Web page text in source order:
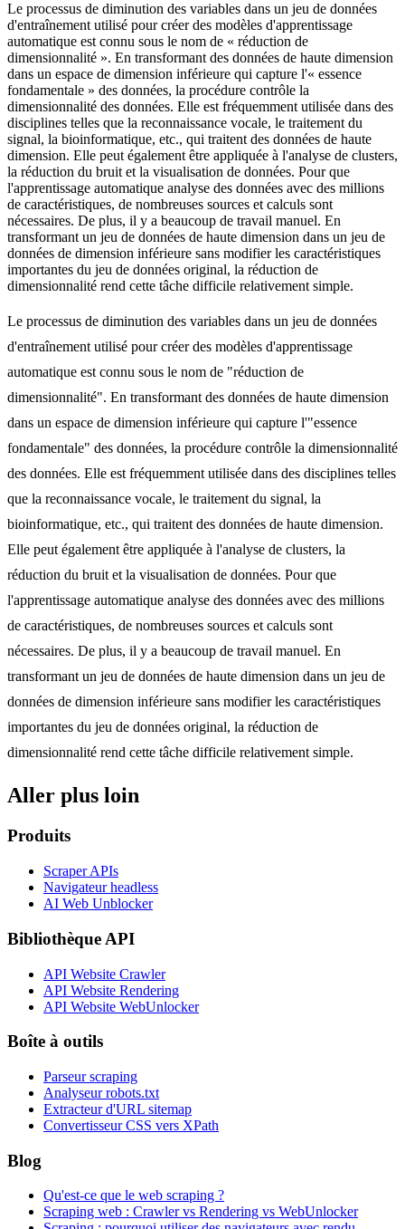
Le processus de diminution des variables dans un jeu de données
d'entraînement utilisé pour créer des modèles d'apprentissage
automatique est connu sous le nom de « réduction de
dimensionnalité ». En transformant des données de haute dimension
dans un espace de dimension inférieure qui capture l'« essence
fondamentale » des données, la procédure contrôle la
dimensionnalité des données. Elle est fréquemment utilisée dans des
disciplines telles que la reconnaissance vocale, le traitement du
signal, la bioinformatique, etc., qui traitent des données de haute
dimension. Elle peut également être appliquée à l'analyse de clusters,
la réduction du bruit et la visualisation de données. Pour que
l'apprentissage automatique analyse des données avec des millions
de caractéristiques, de nombreuses sources et calculs sont
nécessaires. De plus, il y a beaucoup de travail manuel. En
transformant un jeu de données de haute dimension dans un jeu de
données de dimension inférieure sans modifier les caractéristiques
importantes du jeu de données original, la réduction de
dimensionnalité rend cette tâche difficile relativement simple.
Le processus de diminution des variables dans un jeu de données
d'entraînement utilisé pour créer des modèles d'apprentissage
automatique est connu sous le nom de "réduction de
dimensionnalité". En transformant des données de haute dimension
dans un espace de dimension inférieure qui capture l'"essence
fondamentale" des données, la procédure contrôle la dimensionnalité
des données. Elle est fréquemment utilisée dans des disciplines telles
que la reconnaissance vocale, le traitement du signal, la
bioinformatique, etc., qui traitent des données de haute dimension.
Elle peut également être appliquée à l'analyse de clusters, la
réduction du bruit et la visualisation de données. Pour que
l'apprentissage automatique analyse des données avec des millions
de caractéristiques, de nombreuses sources et calculs sont
nécessaires. De plus, il y a beaucoup de travail manuel. En
transformant un jeu de données de haute dimension dans un jeu de
données de dimension inférieure sans modifier les caractéristiques
importantes du jeu de données original, la réduction de
dimensionnalité rend cette tâche difficile relativement simple.
Aller plus loin
Produits
Scraper APIs
Navigateur headless
AI Web Unblocker
Bibliothèque API
API Website Crawler
API Website Rendering
API Website WebUnlocker
Boîte à outils
Parseur scraping
Analyseur robots.txt
Extracteur d'URL sitemap
Convertisseur CSS vers XPath
Blog
Qu'est-ce que le web scraping ?
Scraping web : Crawler vs Rendering vs WebUnlocker